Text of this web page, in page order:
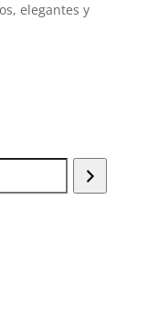
elegantes y